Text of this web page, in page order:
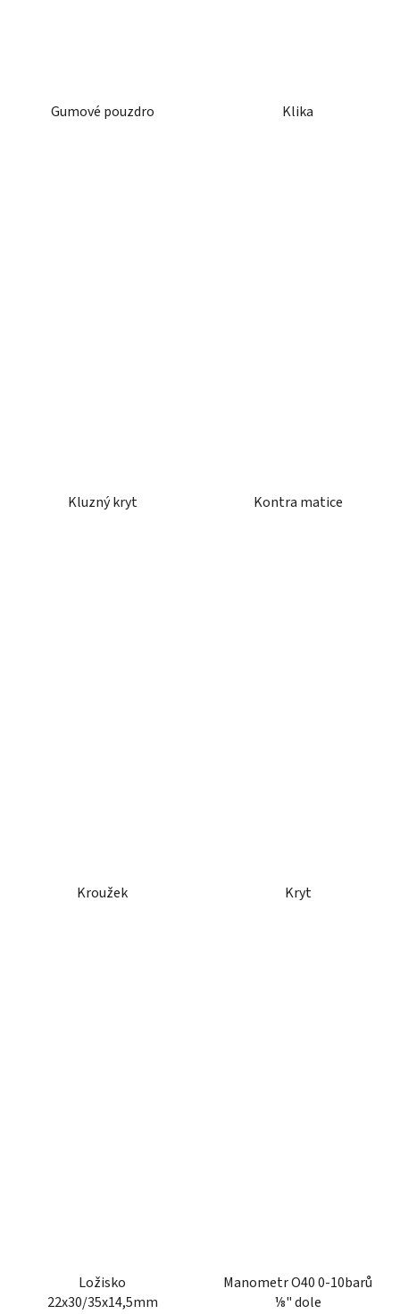
Gumové pouzdro Klika
Kluzný kryt Kontra matice
Kroužek Kryt
Ložisko
22x30/35x14,5mm
Manometr O40 0-10barů
⅛" dole